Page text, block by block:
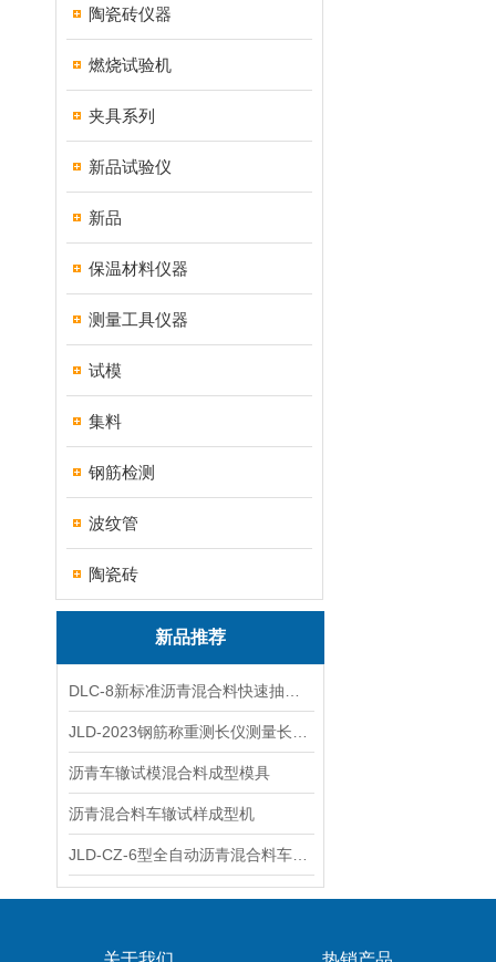
陶瓷砖仪器
燃烧试验机
夹具系列
新品试验仪
新品
保温材料仪器
测量工具仪器
试模
集料
钢筋检测
波纹管
陶瓷砖
新品推荐
沥青车辙试模混合料成型模具
沥青混合料车辙试样成型机